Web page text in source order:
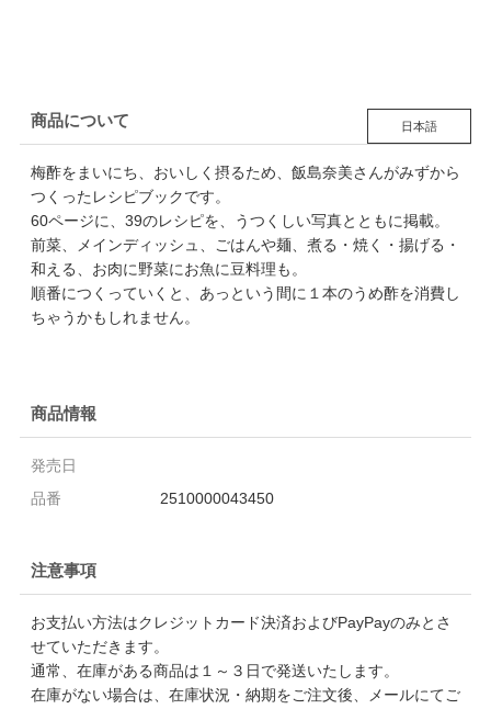
商品について 日本語
梅酢をまいにち、おいしく摂るため、飯島奈美さんがみずから
つくったレシピブックです。
60ページに、39のレシピを、うつくしい写真とともに掲載。
前菜、メインディッシュ、ごはんや麺、煮る・焼く・揚げる・
和える、お肉に野菜にお魚に豆料理も。
順番につくっていくと、あっという間に１本のうめ酢を消費し
ちゃうかもしれません。
商品情報
発売日
品番
2510000043450
注意事項
お支払い方法はクレジットカード決済およびPayPayのみとさ
せていただきます。
通常、在庫がある商品は１～３日で発送いたします。
在庫がない場合は、在庫状況・納期をご注文後、メールにてご